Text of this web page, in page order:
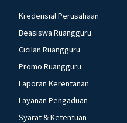
Kredensial Perusahaan
Beasiswa Ruangguru
Cicilan Ruangguru
Promo Ruangguru
Laporan Kerentanan
Layanan Pengaduan
Syarat & Ketentuan